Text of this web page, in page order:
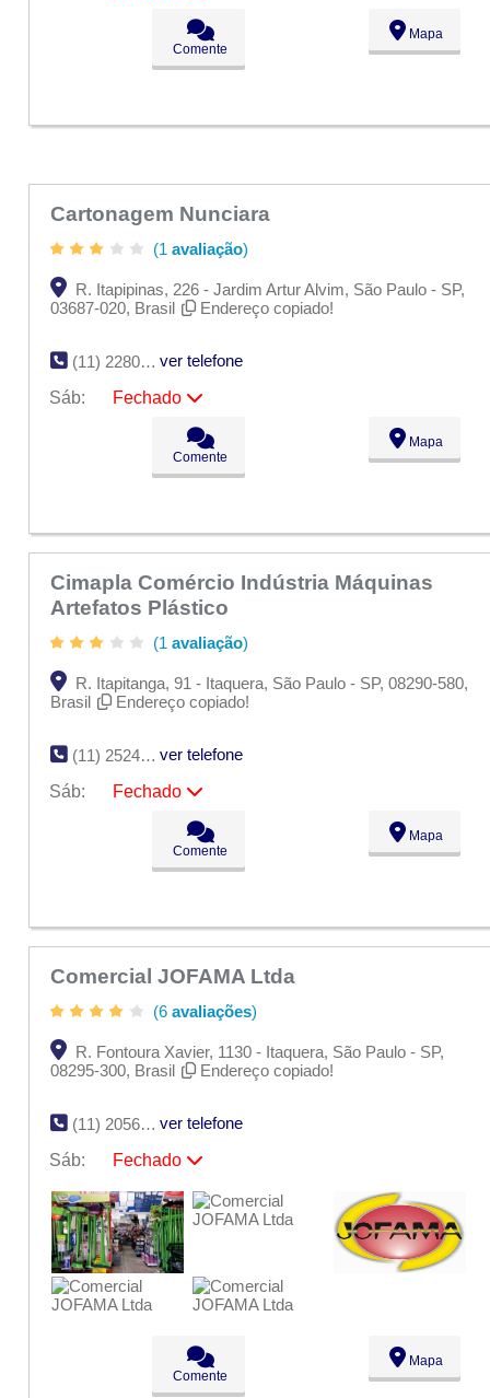
09:00 - 18:00
09:00 - 18:00
09:00 - 18:00
Comente
Mapa
Cartonagem Nunciara
(1 avaliação)
R. Itapipinas, 226 - Jardim Artur Alvim, São Paulo - SP,
03687-020, Brasil
Endereço copiado!
(11) 2280-4969
ver telefone
Sáb:
Fechado
09:00 - 18:00
09:00 - 18:00
09:00 - 18:00
Comente
Mapa
Cimapla Comércio Indústria Máquinas
Artefatos Plástico
(1 avaliação)
R. Itapitanga, 91 - Itaquera, São Paulo - SP, 08290-580,
Brasil
Endereço copiado!
(11) 2524-0000
ver telefone
Sáb:
Fechado
09:00 - 18:00
09:00 - 18:00
09:00 - 18:00
Comente
Mapa
Comercial JOFAMA Ltda
(6 avaliações)
R. Fontoura Xavier, 1130 - Itaquera, São Paulo - SP,
08295-300, Brasil
Endereço copiado!
(11) 2056-0986
ver telefone
Sáb:
Fechado
Seg:
09:00 - 18:00
Ter:
09:00 - 18:00
Qua:
09:00 - 18:00
Qui:
09:00 - 18:00
Sex:
09:00 - 18:00
Sáb:
Fechado
Dom:
Fechado
Comente
Mapa